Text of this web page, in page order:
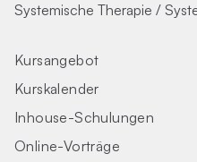
Systemische Therapie /
Kursangebot
Kurskalender
Inhouse-Schulungen
Online-Vorträge